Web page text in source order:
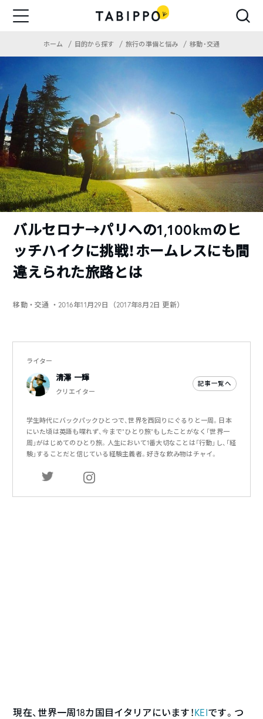
ホーム 目的から探す 旅行の準備と悩み 移動・交通
バルセロナ→パリへの1,100kmのヒ
ッチハイクに挑戦！ホームレスにも間
違えられた旅路とは
移動・交通 ・2016年11月29日（2017年8月2日 更新）
ライター
清澤 一輝
クリエイター
記事一覧へ
学生時代にバックパックひとつで、世界を西回りにぐるりと一周。日本
にいた頃は英語も喋れず、今まで”ひとり旅”もしたことがなく「世界一
周」がはじめてのひとり旅。人生において1番大切なことは「行動」し、「経
験」することだと信じている経験主義者。好きな飲み物はチャイ。
現在、世界一周18カ国目イタリアにいます！KEIです。つ